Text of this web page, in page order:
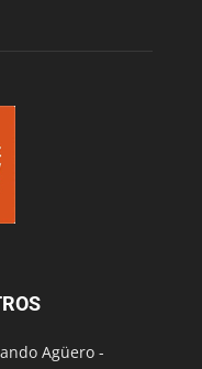
Agüero -